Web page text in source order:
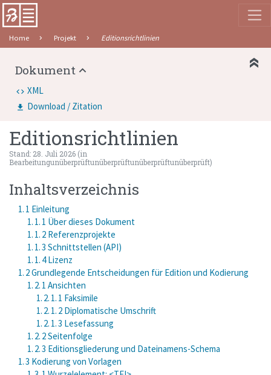
Home Projekt Editionsrichtlinien
Editionsrichtlinien
Stand: 28. Juli 2026 (in
Bearbeitungunüberprüftunüberprüftunüberprüftunüberprüft)
Inhaltsverzeichnis
1. 1 Einleitung
1. 1. 1 Über dieses Dokument
1. 1. 2 Referenzprojekte
1. 1. 3 Schnittstellen (API)
1. 1. 4 Lizenz
1. 2 Grundlegende Entscheidungen für Edition und Kodierung
1. 2. 1 Ansichten
1. 2. 1. 1 Faksimile
1. 2. 1. 2 Diplomatische Umschrift
1. 2. 1. 3 Lesefassung
1. 2. 2 Seitenfolge
1. 2. 3 Editionsgliederung und Dateinamens-Schema
1. 3 Kodierung von Vorlagen
Dokument
XML
Download / Zitation